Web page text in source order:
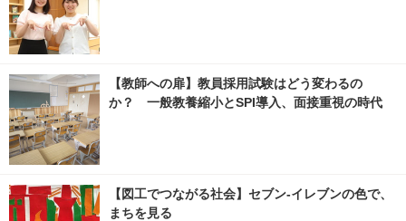
【教師への扉】教員採用試験はどう変わるの
か？ 一般教養縮小とSPI導入、面接重視の時代
【図工でつながる社会】セブン‐イレブンの色で、
まちを見る